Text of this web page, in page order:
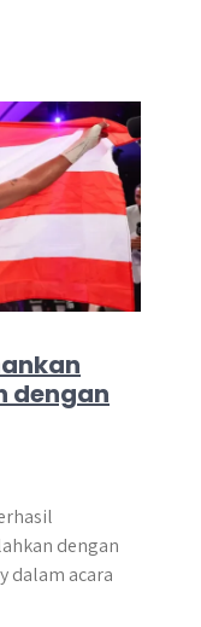
dengan
dengan
dalam acara